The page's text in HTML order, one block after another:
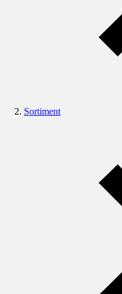
Sortiment